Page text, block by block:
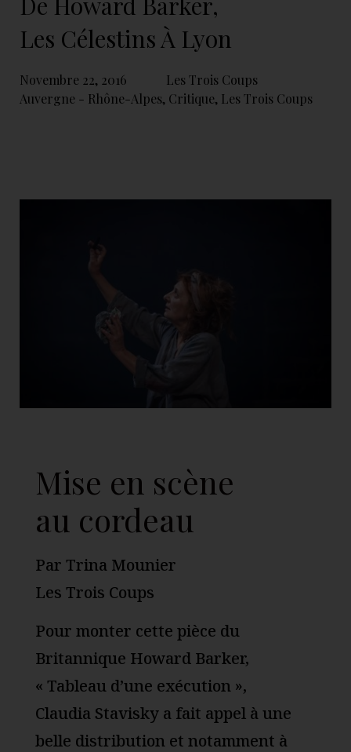
Les Célestins À Lyon
Novembre 22, 2016
Les Trois Coups
Auvergne - Rhône-Alpes, Critique, Les Trois Coups
Mise en scène
au cordeau
Par Trina Mounier
Les Trois Coups
Pour monter cette pièce du
Britannique Howard Barker,
« Tableau d’une exécution »,
Claudia Stavisky a fait appel à une
belle distribution et notamment à